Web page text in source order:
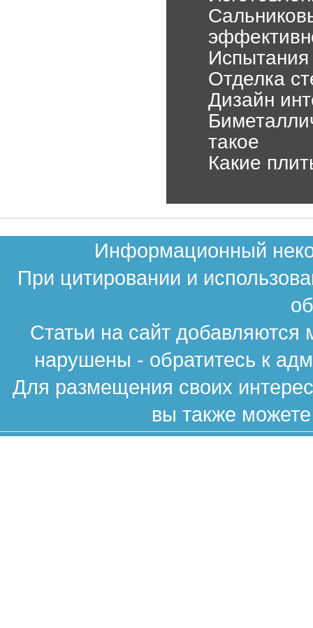
Испытания
Отделка
Дизайн
такое
Какие
Информационный
При цитировании и
Статьи на сайт
нарушены - обратитесь к
Для размещения своих
вы также